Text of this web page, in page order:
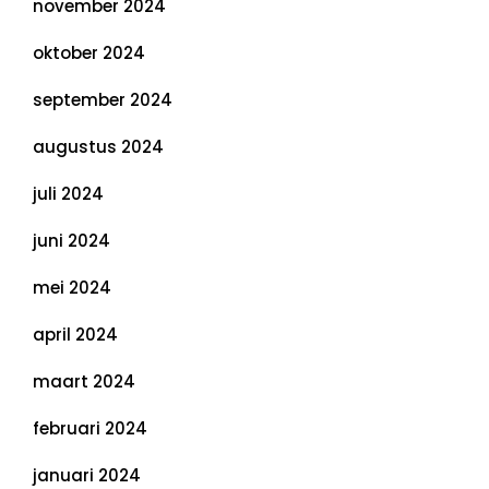
november 2024
oktober 2024
september 2024
augustus 2024
juli 2024
juni 2024
mei 2024
april 2024
maart 2024
februari 2024
januari 2024